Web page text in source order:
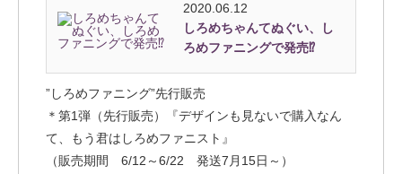
2020.06.12
しろめちゃんてぬぐい、し
ろめファニングで発売⁉
”しろめファニング”先行販売
＊第1弾（先行販売）『デザインも見ないで購入なん
て、もう君はしろめファニスト』
（販売期間 6/12～6/22 発送7月15日～）